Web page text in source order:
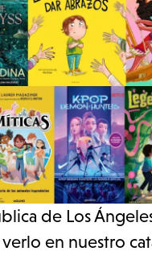
de Los
en nuestro